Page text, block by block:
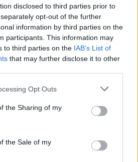
disclosed to third parties prior to
opt-out of the further
information by third parties on the
participants. This information may
to third parties on the IAB’s List of
that may further disclose it to other
Opt Outs
the Sharing of my
the Sale of my
2
le 24 octobre 2018 à
: Jacob Whitesides
:A Piece of Me [EP]